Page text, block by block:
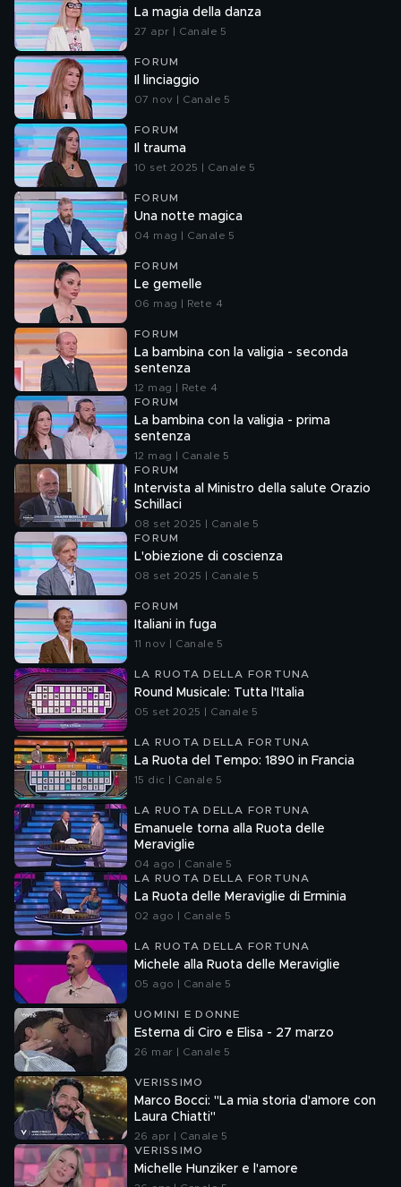
La magia della danza
27 apr | Canale 5
FORUM
Il linciaggio
07 nov | Canale 5
FORUM
Il trauma
10 set 2025 | Canale 5
FORUM
Una notte magica
04 mag | Canale 5
FORUM
Le gemelle
06 mag | Rete 4
FORUM
La bambina con la valigia - seconda
sentenza
12 mag | Rete 4
FORUM
La bambina con la valigia - prima
sentenza
12 mag | Canale 5
FORUM
Intervista al Ministro della salute Orazio
Schillaci
08 set 2025 | Canale 5
FORUM
L'obiezione di coscienza
08 set 2025 | Canale 5
FORUM
Italiani in fuga
11 nov | Canale 5
LA RUOTA DELLA FORTUNA
Round Musicale: Tutta l'Italia
05 set 2025 | Canale 5
LA RUOTA DELLA FORTUNA
La Ruota del Tempo: 1890 in Francia
15 dic | Canale 5
LA RUOTA DELLA FORTUNA
Emanuele torna alla Ruota delle
Meraviglie
04 ago | Canale 5
LA RUOTA DELLA FORTUNA
La Ruota delle Meraviglie di Erminia
02 ago | Canale 5
LA RUOTA DELLA FORTUNA
Michele alla Ruota delle Meraviglie
05 ago | Canale 5
UOMINI E DONNE
Esterna di Ciro e Elisa - 27 marzo
26 mar | Canale 5
VERISSIMO
Marco Bocci: "La mia storia d'amore con
Laura Chiatti"
26 apr | Canale 5
VERISSIMO
Michelle Hunziker e l'amore